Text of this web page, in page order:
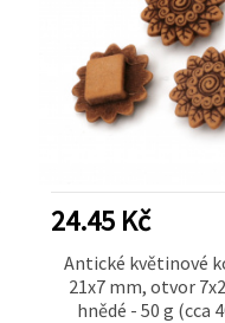
24.45 Kč
Antické květinové
21x7 mm, otvor
hnědé - 50 g (cca